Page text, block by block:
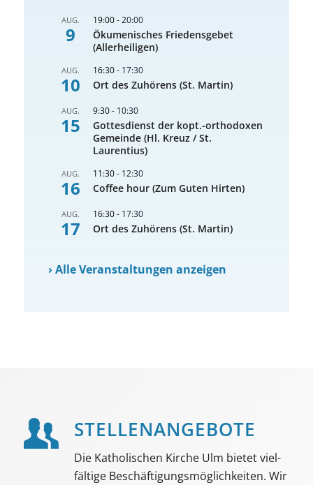
AUG.
9
19:00-20:00
Ökumenisches Friedensgebet
(Allerheiligen)
AUG.
10
16:30- 17:30
Ort des Zuhörens (St. Martin)
AUG.
15
9:30- 10:30
Gottesdienst der kopt.-orthodoxen
Gemeinde (Hl. Kreuz / St.
Laurentius)
AUG.
16
11:30- 12:30
Coffee hour (Zum Guten Hirten)
AUG.
17
16:30- 17:30
Ort des Zuhörens (St. Martin)
›Alle Veranstaltungen anzeigen
STELLEN­ANGEBOTE
Die Katholischen Kirche Ulm bietet viel­
fältige Beschäf­tigungs­möglich­keiten. Wir